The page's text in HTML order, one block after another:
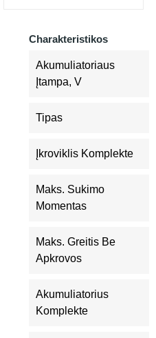
Charakteristikos
Akumuliatoriaus
Įtampa, V
Tipas
Įkroviklis Komplekte
Maks. Sukimo
Momentas
Maks. Greitis Be
Apkrovos
Akumuliatorius
Komplekte